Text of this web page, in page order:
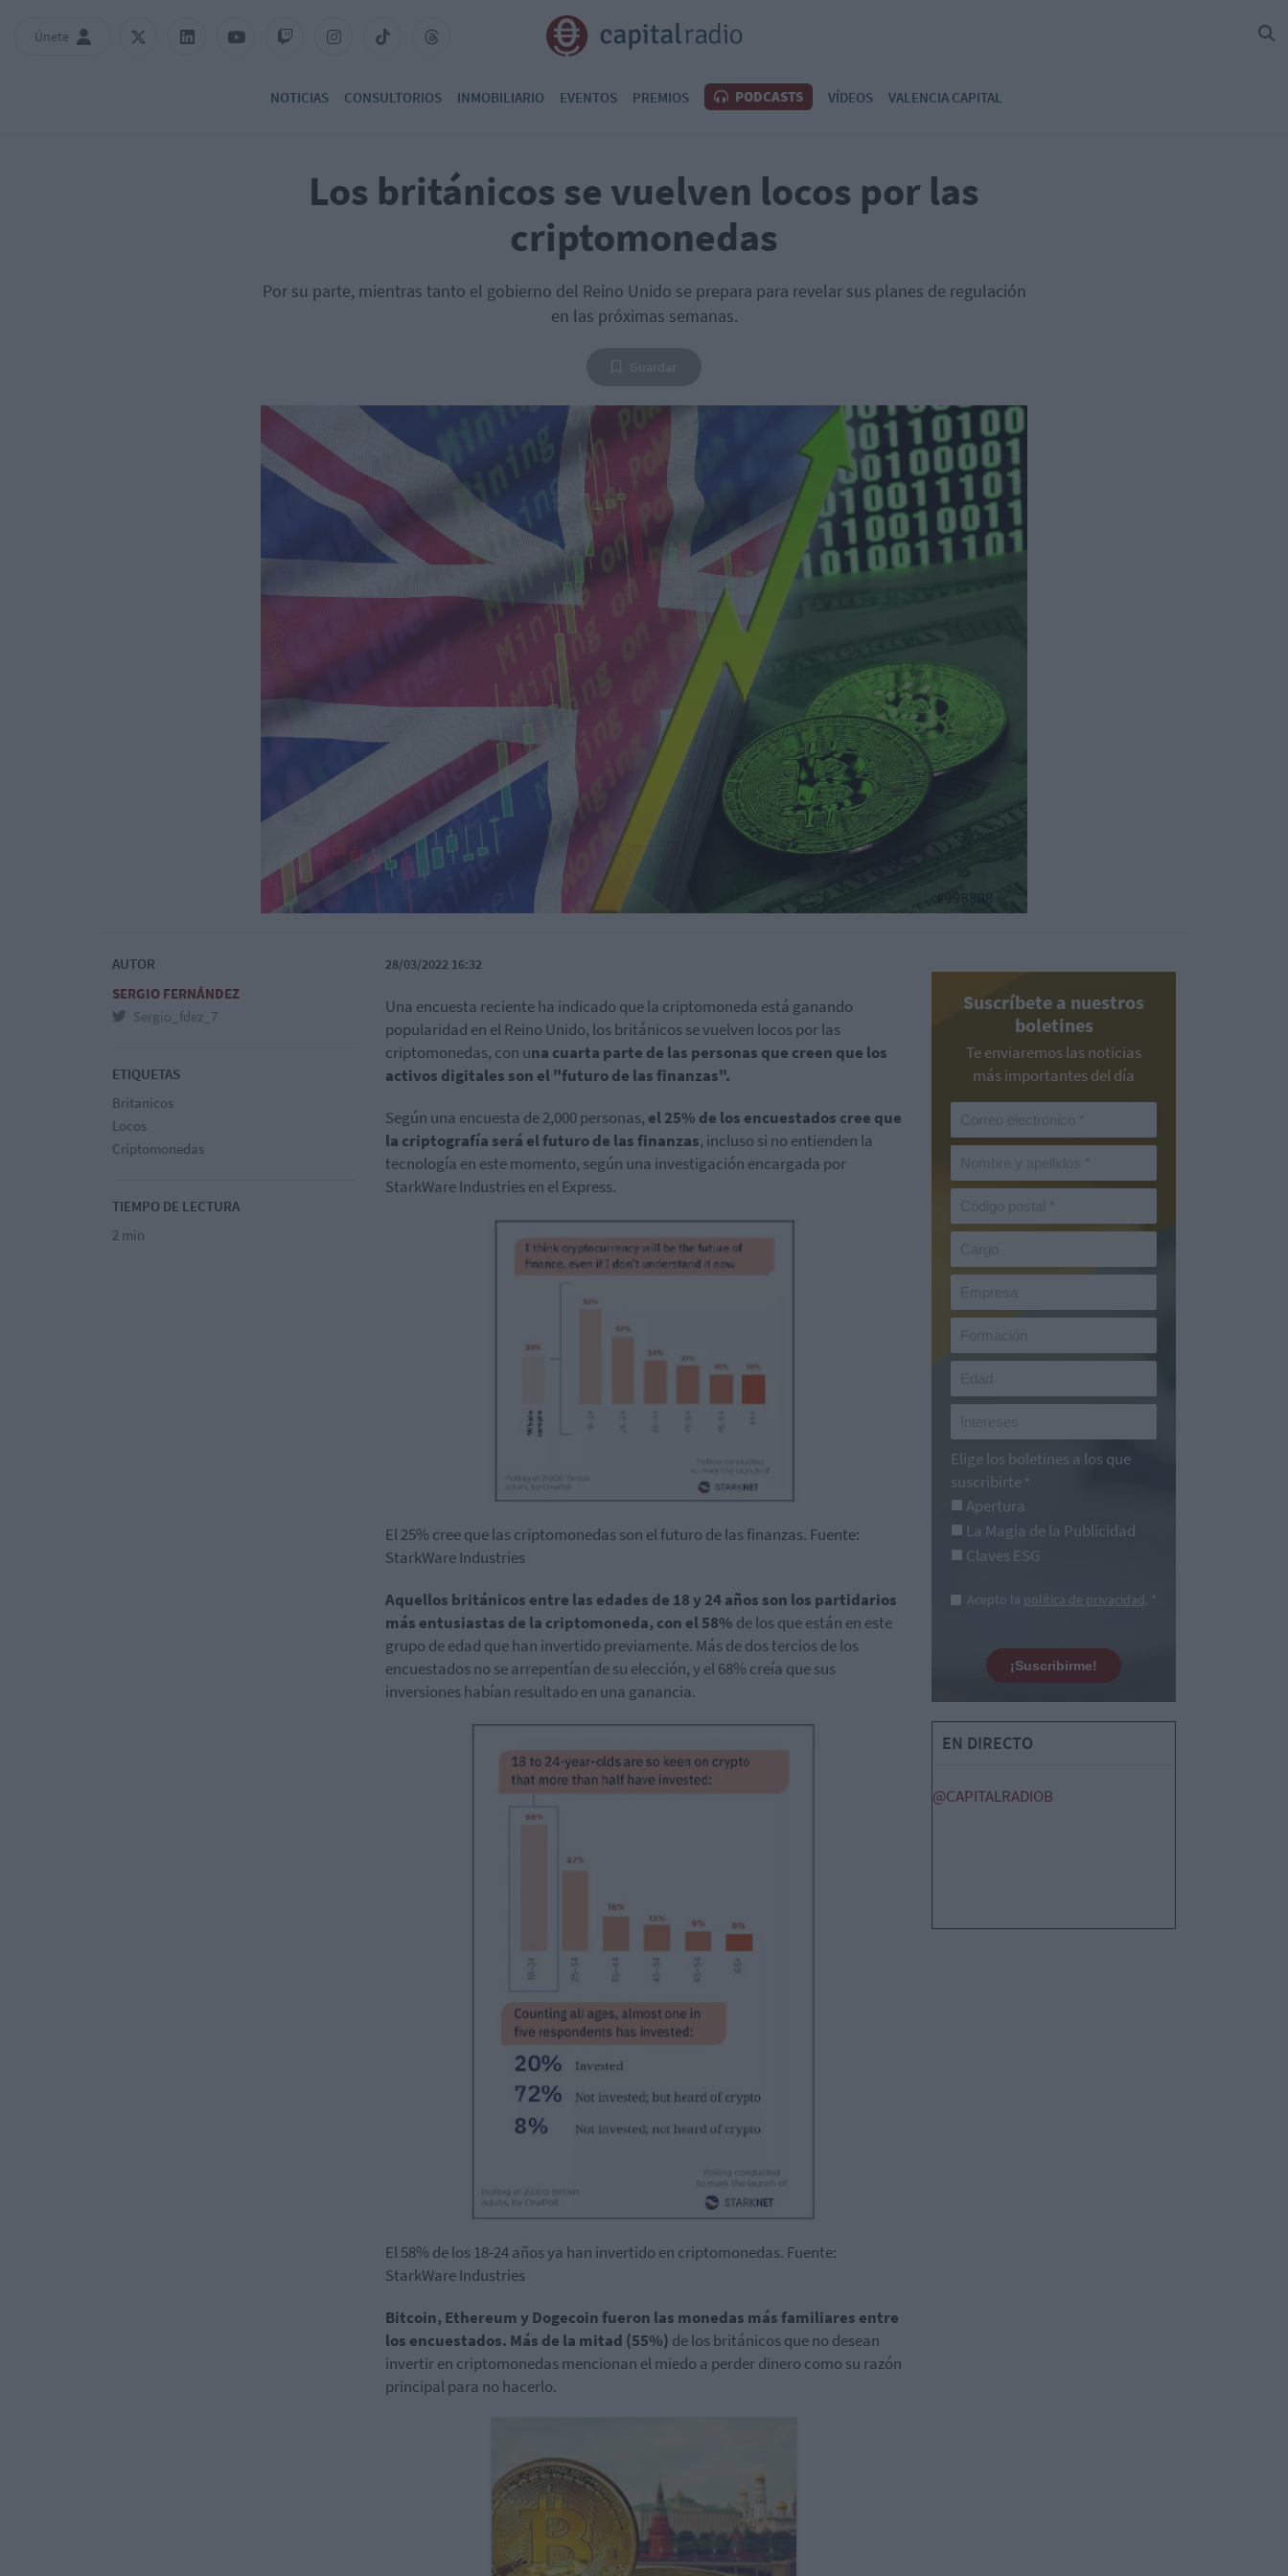
Únete
NOTICIAS CONSULTORIOS INMOBILIARIO EVENTOS PREMIOS PODCASTS VÍDEOS VALENCIA CAPITAL
Los británicos se vuelven locos por las
criptomonedas
Por su parte, mientras tanto el gobierno del Reino Unido se prepara para revelar sus planes de regulación
en las próximas semanas.
AUTOR
SERGIO FERNÁNDEZ
Sergio_fdez_7
ETIQUETAS
Britanicos
Locos
Criptomonedas
TIEMPO DE LECTURA
2 min
28/03/2022 16:32
Una encuesta reciente ha indicado que la criptomoneda está ganando
popularidad en el Reino Unido, los británicos se vuelven locos por las
criptomonedas, con una cuarta parte de las personas que creen que los
activos digitales son el "futuro de las finanzas".
Según una encuesta de 2,000 personas, el 25% de los encuestados cree que
la criptografía será el futuro de las finanzas, incluso si no entienden la
tecnología en este momento, según una investigación encargada por
StarkWare Industries en el Express.
El 25% cree que las criptomonedas son el futuro de las finanzas. Fuente:
StarkWare Industries
Aquellos británicos entre las edades de 18 y 24 años son los partidarios
más entusiastas de la criptomoneda, con el 58% de los que están en este
grupo de edad que han invertido previamente. Más de dos tercios de los
encuestados no se arrepentían de su elección, y el 68% creía que sus
inversiones habían resultado en una ganancia.
El 58% de los 18-24 años ya han invertido en criptomonedas. Fuente:
StarkWare Industries
Bitcoin, Ethereum y Dogecoin fueron las monedas más familiares entre
los encuestados. Más de la mitad (55%) de los británicos que no desean
invertir en criptomonedas mencionan el miedo a perder dinero como su razón
principal para no hacerlo.
Suscríbete a nuestros
boletines
Te enviaremos las noticias
más importantes del día
Elige los boletines a los que
suscribirte *
Apertura
La Magia de la Publicidad
Claves ESG
Acepto la política de privacidad. *
¡Suscribirme!
EN DIRECTO
@CAPITALRADIOB